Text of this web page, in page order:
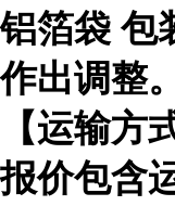
铝箔袋 包
作出调整。
【运输方
报价包含